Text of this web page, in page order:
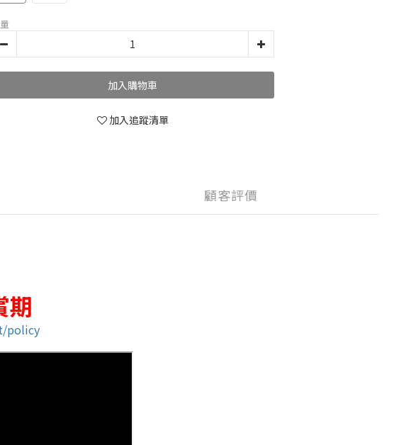
加入購物車
加入追蹤清單
顧客評價
期
policy